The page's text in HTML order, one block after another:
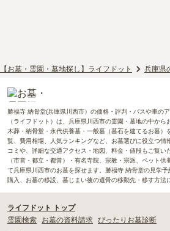
【お墓・霊園・墓地探し】ライフドット 兵庫県
勝福寺 納骨堂(兵庫県川西市）の価格・評判・バスや車の
（ライフドット）は、兵庫県川西市の霊園・墓地の中か
木葬・納骨堂・永代供養墓・一般墓（墓石を建てるお墓）
覧、費用相場、人気ランキングなど、お墓選びに役立つ情
コミや、詳細な交通アクセス・地図、料金・値段もご覧い
（市営・都立・都営）・有名寺院、宗教・宗派、ペット供
て兵庫県川西市のお墓を探せます。勝福寺 納骨堂の見学
購入、お墓の移設、墓じまい後の遺骨の移動先・移す方法
ライフドット トップ
霊園検索
お墓の資料請求 ぴったりお墓診断